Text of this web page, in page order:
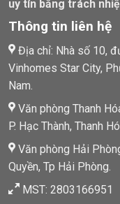
uy tín bằng trách
Thông tin liên hệ
Địa chỉ: Nhà số 10,
Vinhomes Star City,
Nam.
Văn phòng Thanh
P. Hạc Thành, Thanh
Văn phòng Hải
Quyền, Tp Hải Phòng.
MST: 2803166951